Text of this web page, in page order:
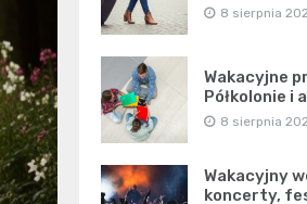
8 sierpnia
Wakacyjne
Półkolonie i
8 sierpnia
Wakacyjny
koncerty,